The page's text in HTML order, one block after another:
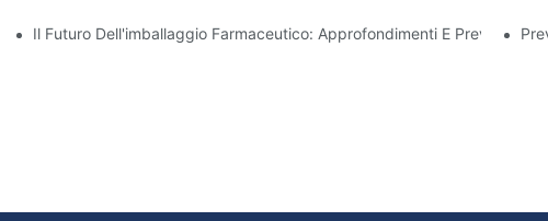
Il Futuro Dell'imballaggio Farmaceutico: Approfondimenti E Previsioni